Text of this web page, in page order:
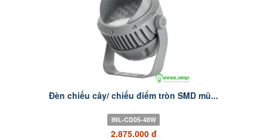
Đèn chiếu cây/ chiếu điểm tròn SMD mũ...
INL-CD05-48W
2.875.000 đ